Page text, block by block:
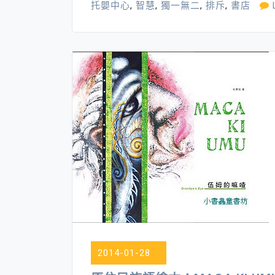
托嬰中心, 智慧, 獨一無二, 排斥, 書店
2014-01-28